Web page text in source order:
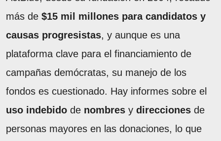
más de $15 mil millones para candidatos y
causas progresistas, y aunque es una
plataforma clave para el financiamiento de
campañas demócratas, su manejo de los
fondos es cuestionado. Hay informes sobre el
uso indebido de nombres y direcciones de
personas mayores en las donaciones, lo que